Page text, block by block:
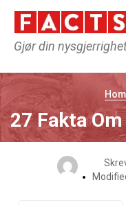
Gjør din
27 Fakta